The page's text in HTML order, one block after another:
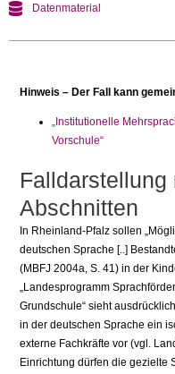
Datenmaterial
Hinweis – Der Fall kann
„Institutionelle
Vorschule“
Falldarstellung
Abschnitten
In Rheinland-Pfalz sollen
deutschen Sprache [..]
(MBFJ 2004a, S. 41) in der
„Landesprogramm
Grundschule“ sieht
in der deutschen Sprache ein
externe Fachkräfte vor (vgl.
Einrichtung dürfen die gezielte